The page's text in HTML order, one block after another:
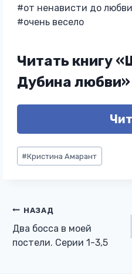
#от ненависти до любви
#очень весело
Читать книгу
Дубина
Метки
записи:
#Кристина Амарант
Навигация
по
НАЗАД
Два босса в моей
постели. Серии 1-3,5